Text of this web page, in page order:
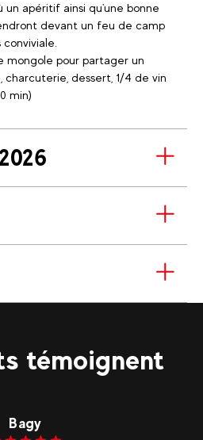
un apéritif ainsi qu'une bonne
devant un feu de camp
mongole pour partager un
charcuterie, dessert, 1/4 de vin
min)
témoignent
Bagy